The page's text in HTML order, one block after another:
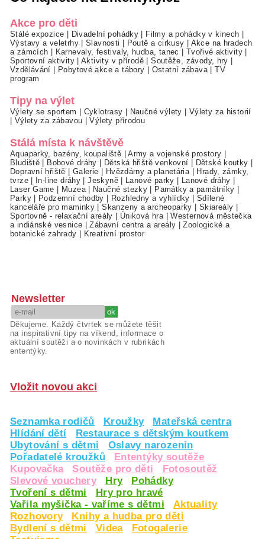
Akce pro děti
Stálé expozice Divadelní pohádky Filmy a pohádky v kinech
Výstavy a veletrhy|Slavnosti Poutě a cirkusy
Akce na hradech
a zámcích
Karnevaly, festivaly, hudba, tanec Tvořivé aktivity
Sportovní aktivity|Aktivity v přírodě |Soutěže, závody, hry
Vzdělávání
Pobytové akce a tábory Ostatní zábava|TV
program
Tipy na výlet
Výlety se sportem Cyklotrasy Naučné výlety
Výlety za historií
Výlety za zábavou |Výlety přírodou
Stálá místa k návštěvě
Aquaparky, bazény, koupaliště |Army a vojenské prostory
Bludiště
Bobové dráhy Dětská hřiště venkovní Dětské koutky
Dopravní hřiště
Galerie Hvězdárny a planetária|
Hrady, zámky,
tvrze| In-line dráhy |Jeskyně| Lanové parky Lanové dráhy
Laser Game
Muzea| Naučné stezky Památky a památníky
Parky| Podzemní chodby Rozhledny a vyhlídky
Sdílené
kanceláře pro maminky |Skanzeny a archeoparky Skiareály
Sportovně - relaxační areály
Úniková hra|Westernová městečka
a indiánské vesnice |Zábavní centra a areály |Zoologické a
botanické zahrady
Kreativní prostor
Newsletter
Děkujeme. Každý čtvrtek se můžete těšit
na inspirativní tipy na víkend, informace o
aktuální soutěži a o novinkách v rubrikách
ententýky.
Vložit novou akci
Seznamka rodičů Kroužky
Mateřská centra
Hlídání dětí
Restaurace s dětským koutkem
Ubytování s dětmi
Oslavy narozenin
Pořadatelé kroužků
Ententýky soutěže
Kupovačka
Soutěže pro děti
Fotosoutěž
Slevové vouchery
Hry
Pohádky
Tvoření s dětmi
Hry pro hravé
Vařila myšička - vaříme s dětmi
Aktuality
Rozhovory
Knihy a hudba pro děti
Bydlení s dětmi
Videa
Fotogalerie